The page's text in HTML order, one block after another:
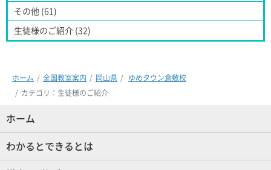
その他 (61)
生徒様のご紹介 (32)
ホーム 全国教室案内 岡山県
ゆめタウン倉敷校
カテゴリ：生徒様のご紹介
ホーム
わかるとできるとは